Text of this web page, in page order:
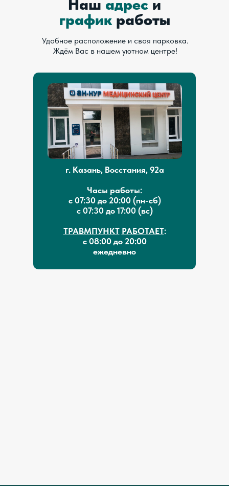
г. Казань, Восстания, 92а
Часы работы:
с 07:30 до 20:00 (пн-сб)
с 07:30 до 17:00 (вс)
ТРАВМПУНКТ РАБОТАЕТ:
с 08:00 до 20:00
ежедневно
Наш адрес и
график работы
Удобное расположение и своя парковка.
Ждём Вас в нашем уютном центре!